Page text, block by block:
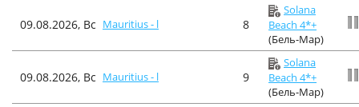
09.08.2026, Вс Mauritius - l 8
Solana
Beach 4*+
(Бель-Мар)
09.08.2026, Вс Mauritius - l 9
Solana
Beach 4*+
(Бель-Мар)